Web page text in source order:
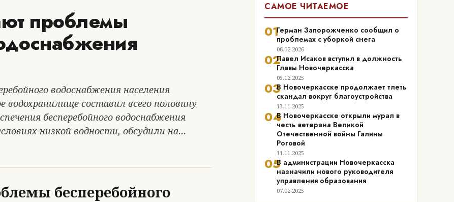
проблемы
водоснабжения населения
составил всего половину
бесперебойного водоснабжения
низкой водности, обсудили на…
бесперебойного
САМОЕ ЧИТАЕМОЕ
01Герман Запорожченко сообщил о
проблемах с уборкой снега
06.02.2026
02Павел Исаков вступил в должность
Главы Новочеркасска
05.12.2025
03В Новочеркасске продолжает тлеть
скандал вокруг благоустройства
13.11.2025
04В Новочеркасске открыли мурал в
честь ветерана Великой
Отечественной войны Галины
Роговой
11.11.2025
05В администрации Новочеркасска
назначили нового руководителя
управления образования
07.02.2025